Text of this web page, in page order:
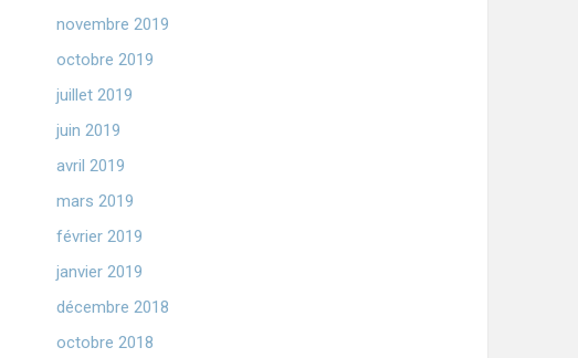
novembre 2019
octobre 2019
juillet 2019
juin 2019
avril 2019
mars 2019
février 2019
janvier 2019
décembre 2018
octobre 2018